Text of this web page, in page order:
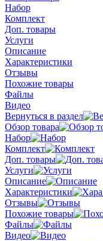
Набор
Комплект
Доп. товары
Услуги
Описание
Характеристики
Отзывы
Похожие товары
Файлы
Видео
Вернуться в раздел
Обзор товара
Набор
Комплект
Доп. товары
Услуги
Описание
Характеристики
Отзывы
Похожие товары
Файлы
Видео